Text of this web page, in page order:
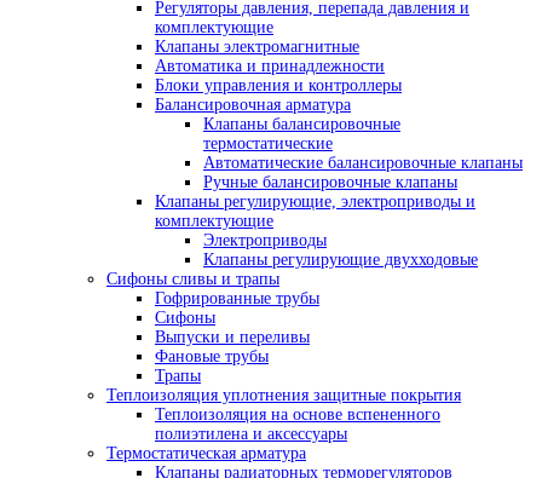
Регуляторы давления, перепада давления и
комплектующие
Клапаны электромагнитные
Автоматика и принадлежности
Блоки управления и контроллеры
Балансировочная арматура
Клапаны балансировочные
термостатические
Автоматические балансировочные клапаны
Ручные балансировочные клапаны
Клапаны регулирующие, электроприводы и
комплектующие
Электроприводы
Клапаны регулирующие двухходовые
Сифоны сливы и трапы
Гофрированные трубы
Сифоны
Выпуски и переливы
Фановые трубы
Трапы
Теплоизоляция уплотнения защитные покрытия
Теплоизоляция на основе вспененного
полиэтилена и аксессуары
Термостатическая арматура
Клапаны радиаторных терморегуляторов